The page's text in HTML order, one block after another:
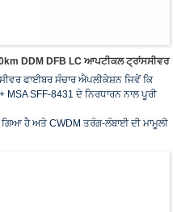
DDM DFB LC ਆਪਟੀਕਲ ਟ੍ਰਾਂਸਸੀਵਰ
ਫਾਈਬਰ ਸੰਚਾਰ ਐਪਲੀਕੇਸ਼ਨ ਜਿਵੇਂ ਕਿ
SFF-8431 ਦੇ ਨਿਰਧਾਰਨ ਨਾਲ ਪੂਰੀ
ਹੈ ਅਤੇ CWDM ਤਰੰਗ-ਲੰਬਾਈ ਦੀ ਮਾਮੂਲੀ